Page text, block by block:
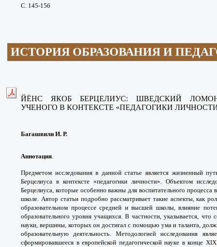
С. 145-156
ИСТОРИЯ ОБРАЗОВАНИЯ И
ЙЁНС ЯКОБ БЕРЦЕЛИУС: ШВЕДСКИЙ
УЧЕНОГО В КОНТЕКСТЕ «ПЕДАГОГИКИ
Багашвили И. Р.
Аннотация.
Предметом исследования в даннойстатье является жизненный
Берцелиуса в контексте «педагогики личности». Объектом
Берцелиуса, которые особенно важны для воспитательного процесса
школе. Автор статьи подробно рассматривает такие аспекты, как
образовательном процессе средней ивысшей школы, влияние
образовательногоуровня учащихся. В частности, указывается, что
науки, вершины, которых он достигал с помощью умаи таланта,
образовательную деятельность. Методологией исследования
сформировавшееся в европейской педагогической науке в конце